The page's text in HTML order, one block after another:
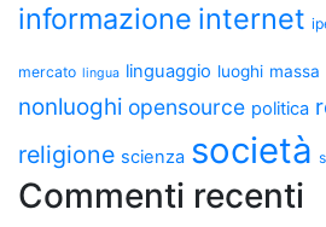
informazione internet
mercato lingua linguaggio luoghi massa
nonluoghi opensource politica
religione scienza società
Commenti recenti